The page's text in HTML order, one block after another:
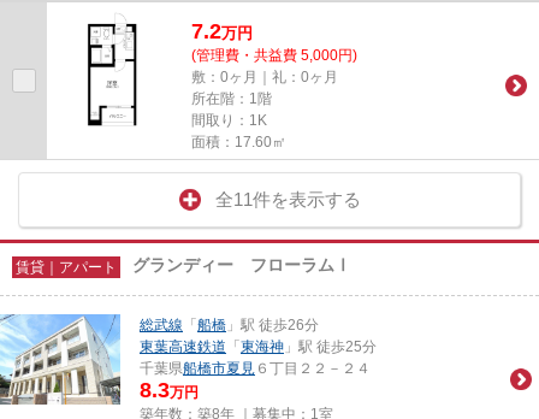
7.2万円
(管理費・共益費 5,000円)
敷：0ヶ月｜礼：0ヶ月
所在階：1階
間取り：1K
面積：17.60㎡
全11件を表示する
賃貸｜アパート グランディー フローラムⅠ
総武線 「 船橋 」駅 徒歩26分
東葉高速鉄道 「 東海神 」駅 徒歩25分
千葉県船橋市夏見 ６丁目２２－２４
8.3万円
築年数：築8年 ｜募集中： 1室